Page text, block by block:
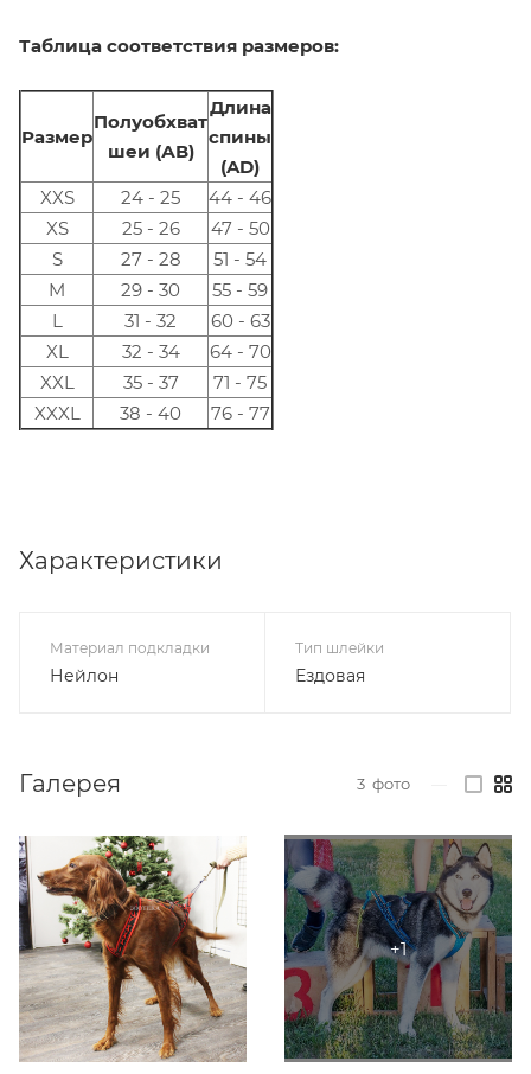
Таблица соответствия размеров:
Размер
Полуобхват
шеи (АВ)
Длина
спины
(AD)
XXS
24 - 25
44 - 46
XS
25 - 26
47 - 50
S
27 - 28
51 - 54
M
29 - 30
55 - 59
L
31 - 32
60 - 63
XL
32 - 34
64 - 70
XXL
35 - 37
71 - 75
XXXL
38 - 40 76 - 77
Характеристики
Материал подкладки
Нейлон
Тип шлейки
Ездовая
Галерея 3 фото